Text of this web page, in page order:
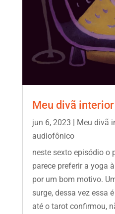
Meu divã
jun 6, 2023 | Meu divã
audiofônico
neste sexto episódio o
parece preferir a yoga
por um bom motivo.
surge, dessa vez essa
até o tarot confirmou,